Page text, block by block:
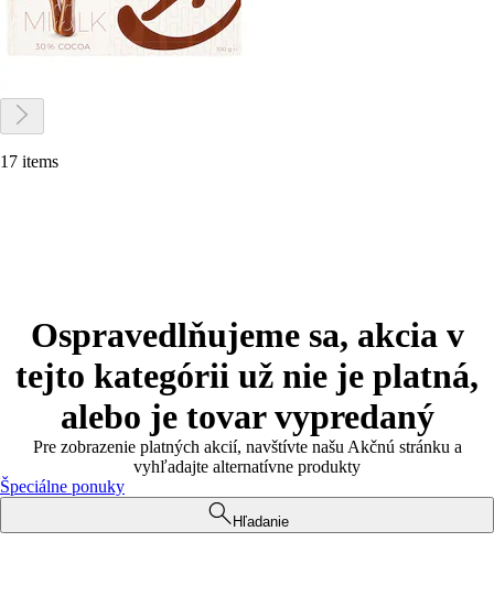
17 items
Ospravedlňujeme sa, akcia v
tejto kategórii už nie je platná,
alebo je tovar vypredaný
Pre zobrazenie platných akcií, navštívte našu Akčnú stránku a
vyhľadajte alternatívne produkty
Špeciálne ponuky
Hľadanie